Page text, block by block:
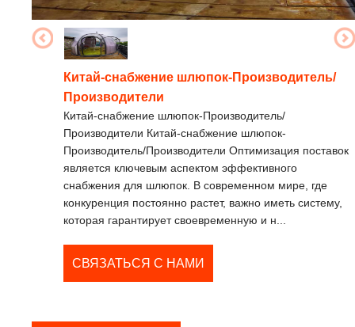
Китай-снабжение шлюпок-Производитель/
Производители
Китай-снабжение шлюпок-Производитель/
Производители Китай-снабжение шлюпок-
Производитель/Производители Оптимизация поставок
является ключевым аспектом эффективного
снабжения для шлюпок. В современном мире, где
конкуренция постоянно растет, важно иметь систему,
которая гарантирует своевременную и н...
СВЯЗАТЬСЯ С НАМИ